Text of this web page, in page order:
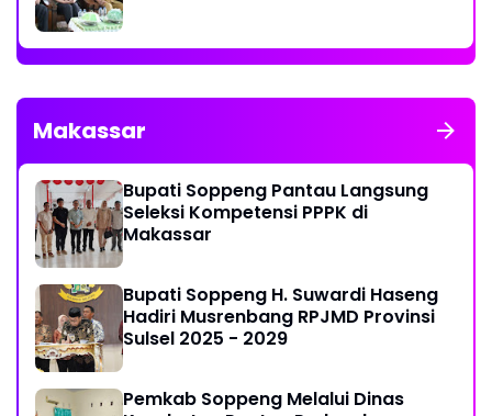
Makassar
Bupati Soppeng Pantau Langsung
Seleksi Kompetensi PPPK di
Makassar
Bupati Soppeng H. Suwardi Haseng
Hadiri Musrenbang RPJMD Provinsi
Sulsel 2025 - 2029
Pemkab Soppeng Melalui Dinas